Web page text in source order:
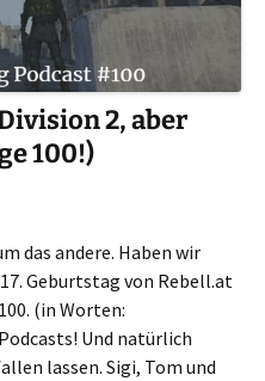
2, aber
100!)
das andere. Haben wir
Geburtstag von Rebell.at
(in Worten:
Und natürlich
lassen. Sigi, Tom und